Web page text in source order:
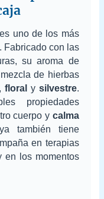
uno de los más
Fabricado con las
su aroma de
de hierbas
floral y silvestre.
propiedades
cuerpo y calma
también tiene
en terapias
en los momentos